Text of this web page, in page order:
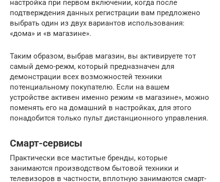
настройка при первом включении, когда после
подтверждения данных регистрации вам предложено
выбрать один из двух вариантов использования:
«дома» и «в магазине».
Таким образом, выбрав магазин, вы активируете тот
самый демо-режм, который предназначен для
демонстрации всех возможностей техники
потенциальному покупателю. Если на вашем
устройстве активен именно режим «в магазине», можно
поменять его на домашний в настройках, для этого
понадобится только пульт дистанционного управления.
Смарт-сервисы
Практически все маститые бренды, которые
занимаются производством бытовой техники и
телевизоров в частности, вплотную занимаются смарт-